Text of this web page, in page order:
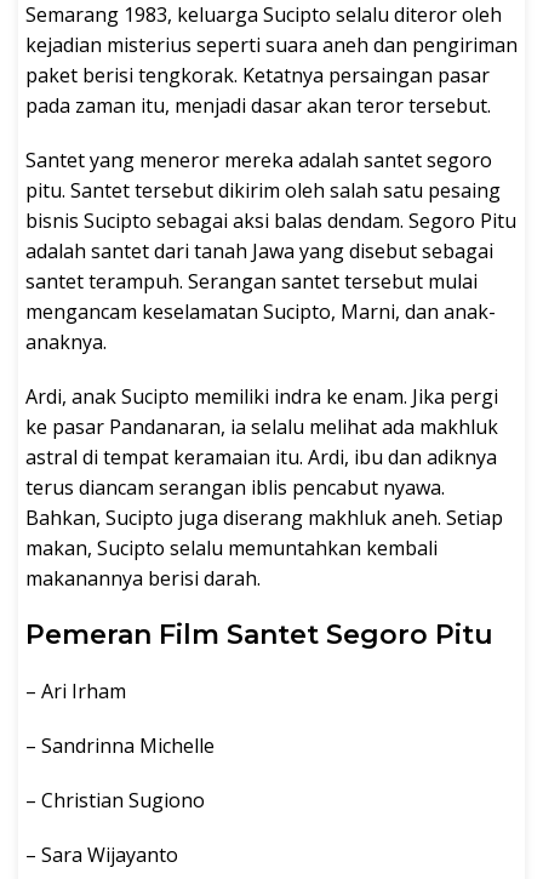
Semarang 1983, keluarga Sucipto selalu diteror oleh
kejadian misterius seperti suara aneh dan pengiriman
paket berisi tengkorak. Ketatnya persaingan pasar
pada zaman itu, menjadi dasar akan teror tersebut.
Santet yang meneror mereka adalah santet segoro
pitu. Santet tersebut dikirim oleh salah satu pesaing
bisnis Sucipto sebagai aksi balas dendam. Segoro Pitu
adalah santet dari tanah Jawa yang disebut sebagai
santet terampuh. Serangan santet tersebut mulai
mengancam keselamatan Sucipto, Marni, dan anak-
anaknya.
Ardi, anak Sucipto memiliki indra ke enam. Jika pergi
ke pasar Pandanaran, ia selalu melihat ada makhluk
astral di tempat keramaian itu. Ardi, ibu dan adiknya
terus diancam serangan iblis pencabut nyawa.
Bahkan, Sucipto juga diserang makhluk aneh. Setiap
makan, Sucipto selalu memuntahkan kembali
makanannya berisi darah.
Pemeran Film Santet Segoro Pitu
– Ari Irham
– Sandrinna Michelle
– Christian Sugiono
– Sara Wijayanto